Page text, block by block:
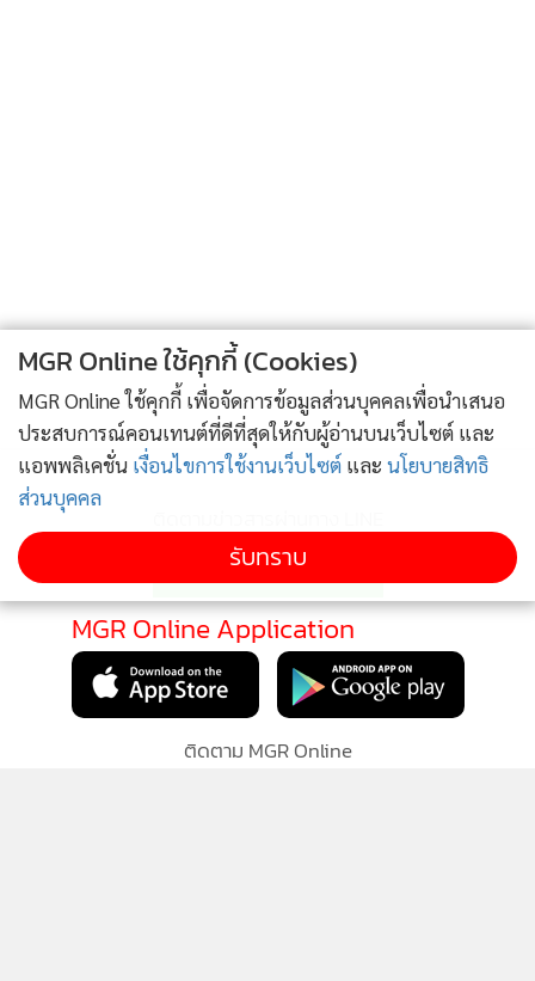
MGR Online ใช้คุกกี้ (Cookies)
MGR Online ใช้คุกกี้ เพื่อจัดการข้อมูลส่วนบุคคลเพื่อนำเสนอ
ประสบการณ์คอนเทนต์ที่ดีที่สุดให้กับผู้อ่านบนเว็บไซต์ และ
แอพพลิเคชั่น เงื่อนไขการใช้งานเว็บไซต์ และ นโยบายสิทธิ
ส่วนบุคคล
รับทราบ